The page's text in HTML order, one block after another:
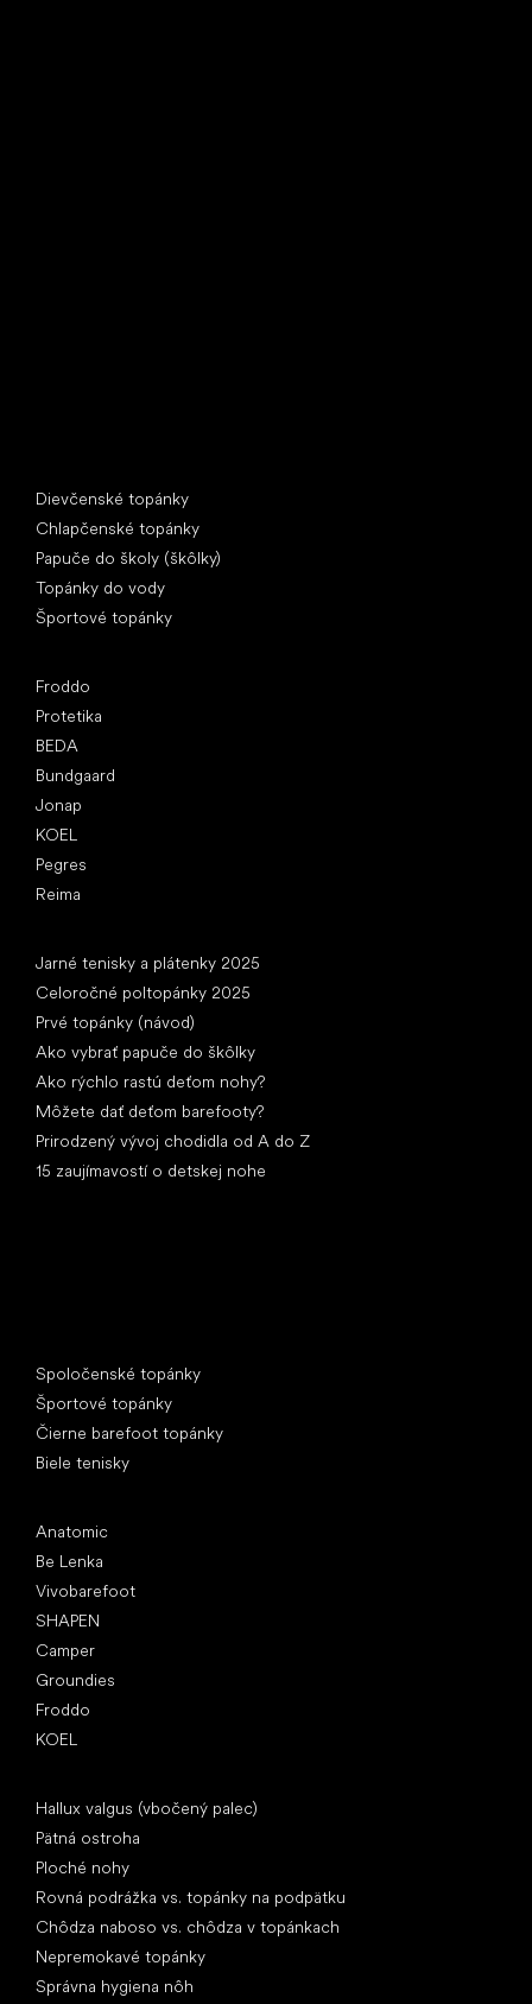
Dievčenské topánky
Chlapčenské topánky
Papuče do školy (škôlky)
Topánky do vody
Športové topánky
Froddo
Protetika
BEDA
Bundgaard
Jonap
KOEL
Pegres
Reima
Jarné tenisky a plátenky 2025
Celoročné poltopánky 2025
Prvé topánky (návod)
Ako vybrať papuče do škôlky
Ako rýchlo rastú deťom nohy?
Môžete dať deťom barefooty?
Prirodzený vývoj chodidla od A do Z
15 zaujímavostí o detskej nohe
Spoločenské topánky
Športové topánky
Čierne barefoot topánky
Biele tenisky
Anatomic
Be Lenka
Vivobarefoot
SHAPEN
Camper
Groundies
Froddo
KOEL
Hallux valgus (vbočený palec)
Pätná ostroha
Ploché nohy
Rovná podrážka vs. topánky na podpätku
Chôdza naboso vs. chôdza v topánkach
Nepremokavé topánky
Správna hygiena nôh